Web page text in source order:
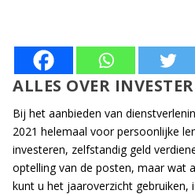
ALLES OVER
Bij het aanbieden van
2021 helemaal voor persoonlijke
investeren, zelfstandig geld
optelling van de posten, maar wat
kunt u het jaaroverzicht gebruiken,